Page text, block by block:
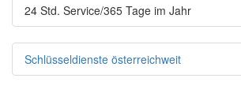
24 Std. Service/365 Tage im Jahr
Schlüsseldienste österreichweit